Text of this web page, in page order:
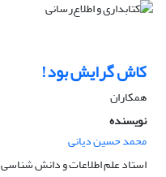
کاش گرایش بود!
همکاران
نویسنده
محمد حسین دیانی
استاد علم اطلاعات و دانش شناسی